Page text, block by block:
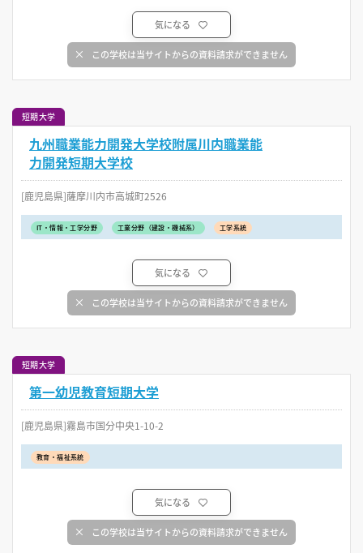
気になる
この学校は当サイトからの資料請求ができません
短期大学
九州職業能力開発大学校附属川内職業能
力開発短期大学校
[鹿児島県]薩摩川内市高城町2526
IT・情報・工学分野 工業分野（建設・機械系） 工学系統
気になる
この学校は当サイトからの資料請求ができません
短期大学
第一幼児教育短期大学
[鹿児島県]霧島市国分中央1-10-2
教育・福祉系統
気になる
この学校は当サイトからの資料請求ができません